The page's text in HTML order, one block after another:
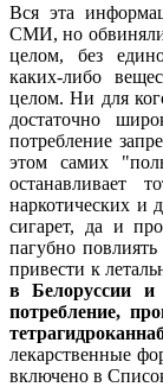
Вся эта
СМИ, но
целом, без
каких-либо
целом. Ни для
достаточно
потребление
этом самих
останавливает
наркотических и
сигарет, да и
пагубно
привести к
в Белоруссии
потребление,
лекарственные
включено в